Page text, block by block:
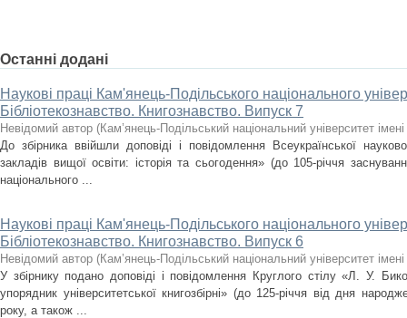
Останні додані
Наукові праці Кам'янець-Подільського національного
Бібліотекознавство. Книгознавство. Випуск 7
Невідомий автор (Кам’янець-Подільський національний університет
До збірника ввійшли доповіді і повідомлення Всеукраїнської
закладів вищої освіти: історія та сьогодення» (до 105-річчя
національного ...
Наукові праці Кам'янець-Подільського національного
Бібліотекознавство. Книгознавство. Випуск 6
Невідомий автор (Кам’янець-Подільський національний університет
У збірнику подано доповіді і повідомлення Круглого стілу «Л. У.
упорядник університетської книгозбірні» (до 125-річчя від дня
року, а також ...